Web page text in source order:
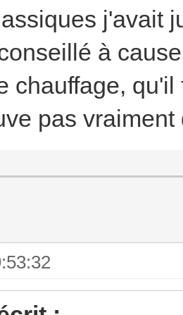
j'avait
à
chauffage,
pas vraiment